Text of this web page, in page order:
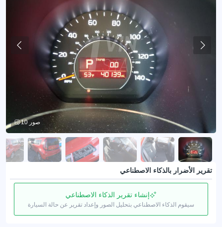
10 صور
تقرير الأضرار بالذكاء الاصطناعي
إنشاء تقرير الذكاء الاصطناعي
سيقوم الذكاء الاصطناعي بتحليل الصور وإعداد تقرير عن حالة السيارة